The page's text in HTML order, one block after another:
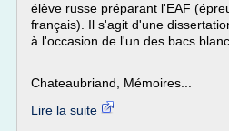
élève russe préparant l'EAF
français). Il s'agit d'une
à l'occasion de l'un des bacs
Chateaubriand, Mémoires...
Lire la suite